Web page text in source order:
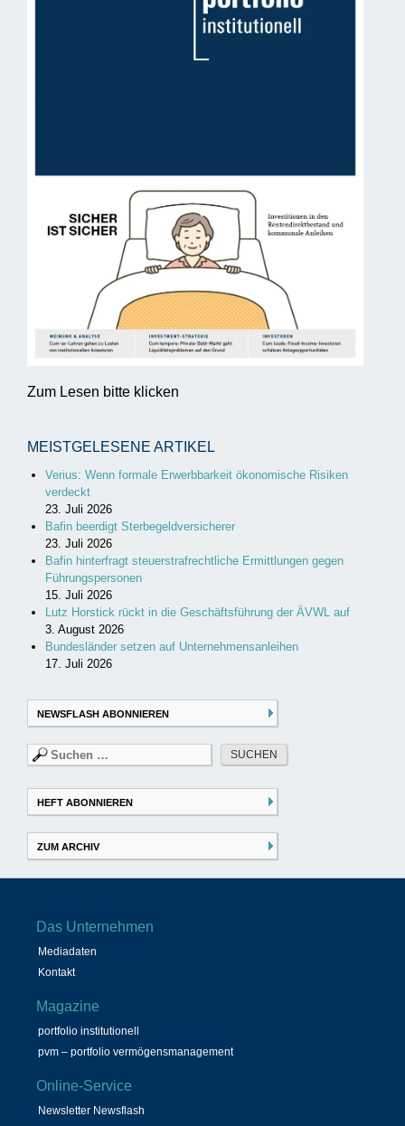
Zum Lesen bitte klicken
MEISTGELESENE ARTIKEL
Verius: Wenn formale Erwerbbarkeit ökonomische Risiken
verdeckt
23. Juli 2026
Bafin beerdigt Sterbegeldversicherer
23. Juli 2026
Bafin hinterfragt steuerstrafrechtliche Ermittlungen gegen
Führungspersonen
15. Juli 2026
Lutz Horstick rückt in die Geschäftsführung der ÄVWL auf
3. August 2026
Bundesländer setzen auf Unternehmensanleihen
17. Juli 2026
NEWSFLASH ABONNIEREN
Suchen
nach:
HEFT ABONNIEREN
ZUM ARCHIV
Das Unternehmen
Mediadaten
Kontakt
Magazine
portfolio institutionell
pvm – portfolio vermögensmanagement
Online-Service
Newsletter Newsflash